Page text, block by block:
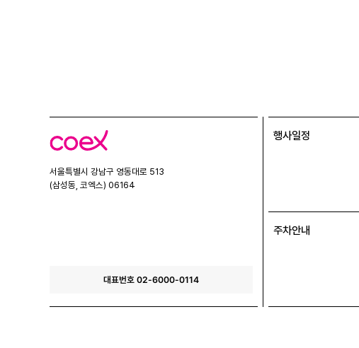
코
엑
서울특별시 강남구 영동대로 513
(삼성동, 코엑스) 06164
대표번호 02-6000-0114
행사일정
주차안내